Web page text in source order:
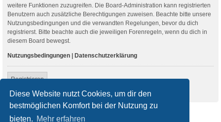
Diese Website nutzt Cookies, um dir den
bestmöglichen Komfort bei der Nutzung zu
bieten. Mehr erfahren
weitere Funktionen zuzugreifen. Die Board-Administration kann registrierten
Benutzern auch zusätzliche Berechtigungen zuweisen. Beachte bitte unsere
Nutzungsbedingungen und die verwandten Regelungen, bevor du dich
registrierst. Bitte beachte auch die jeweiligen Forenregeln, wenn du dich in
diesem Board bewegst.
Nutzungsbedingungen | Datenschutzerklärung
Registrieren
Startseite Foren-Übersicht